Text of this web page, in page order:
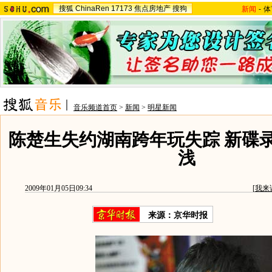
搜狐 ChinaRen 17173 焦点房地产 搜狗 新闻 -
音乐频道首页 > 新闻 > 明星新闻
陈楚生失约湖南跨年玩失踪 新碟
浅
2009年01月05日09:34 [我来
来源：京华时报